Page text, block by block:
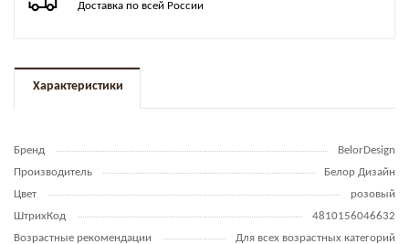
Доставка по всей России
Характеристики
Бренд
BelorDesign
Производитель
Белор Дизайн
Цвет
розовый
ШтрихКод
4810156046632
Возрастные рекомендации
Для всех возрастных категорий